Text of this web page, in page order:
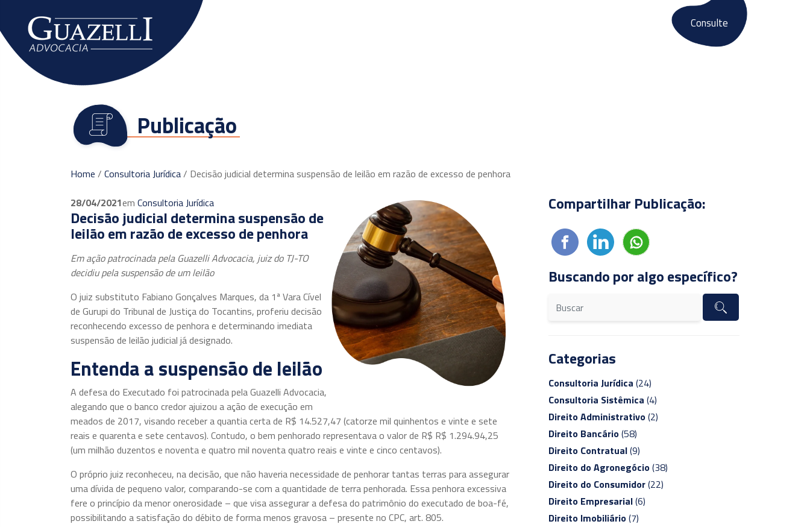
Consulte
Publicação
Home / Consultoria Jurídica/ Decisão judicial determina suspensão de leilão em razão de excesso de penhora
28/04/2021em Consultoria Jurídica
Decisão judicial determina suspensão de
leilão em razão de excesso de penhora
Em ação patrocinada pela Guazelli Advocacia, juiz do TJ-TO
decidiu pela suspensão de um leilão
O juiz substituto Fabiano Gonçalves Marques, da 1ª Vara Cível
de Gurupi do Tribunal de Justiça do Tocantins, proferiu decisão
reconhecendo excesso de penhora e determinando imediata
suspensão de leilão judicial já designado.
Entenda a suspensão de leilão
A defesa do Executado foi patrocinada pela Guazelli Advocacia,
alegando que o banco credor ajuizou a ação de execução em
meados de 2017, visando receber a quantia certa de R$ 14.527,47 (catorze mil quinhentos e vinte e sete
reais e quarenta e sete centavos). Contudo, o bem penhorado representava o valor de R$ R$ 1.294.94,25
(um milhão duzentos e noventa e quatro mil noventa quatro reais e vinte e cinco centavos).
O próprio juiz reconheceu, na decisão, que não haveria necessidade de penhorar tantas terras para assegurar
uma dívida de pequeno valor, comparando-se com a quantidade de terra penhorada. Essa penhora excessiva
fere o princípio da menor onerosidade – que visa assegurar a defesa do patrimônio do executado de boa-fé,
possibilitando a satisfação do débito de forma menos gravosa – presente no CPC, art. 805.
Compartilhar Publicação:
Buscando por algo específico?
Categorias
Consultoria Jurídica (24)
Consultoria Sistêmica (4)
Direito Administrativo(2)
Direito Bancário(58)
Direito Contratual(9)
Direito do Agronegócio(38)
Direito do Consumidor(22)
Direito Empresarial(6)
Direito Imobiliário(7)